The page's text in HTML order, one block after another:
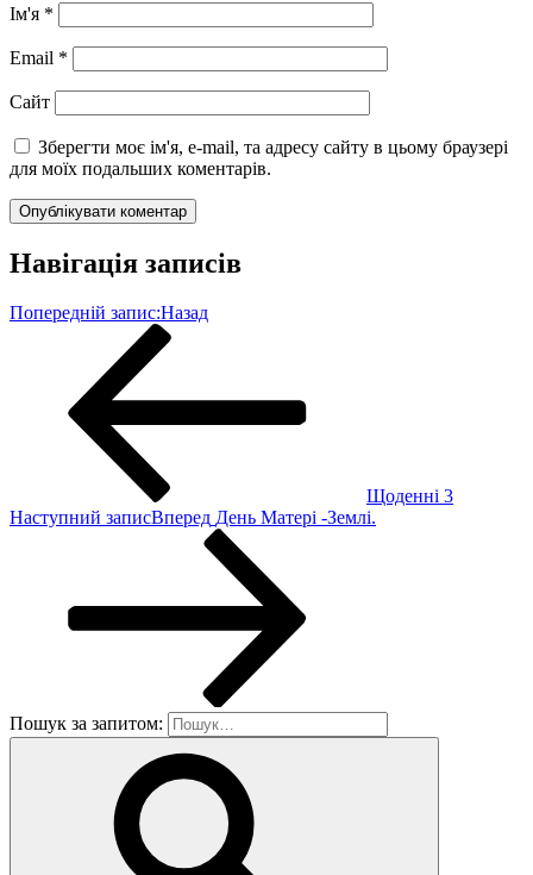
Ім'я *
Email *
Сайт
Зберегти моє ім'я, e-mail, та адресу сайту в цьому браузері
для моїх подальших коментарів.
Навігація записів
Попередній запис:Назад
Щоденні 3
Наступний записВперед День Матері -Землі.
Пошук за запитом: